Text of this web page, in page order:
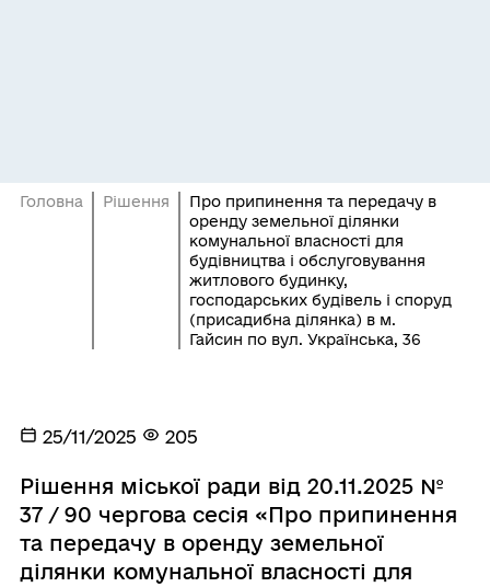
Головна Рішення
Про припинення та передачу в
оренду земельної ділянки
комунальної власності для
будівництва і обслуговування
житлового будинку,
господарських будівель і споруд
(присадибна ділянка) в м.
Гайсин по вул. Українська, 36
25/11/2025 205
Рішення міської ради від 20.11.2025 №
37 / 90 чергова сесія «Про припинення
та передачу в оренду земельної
ділянки комунальної власності для